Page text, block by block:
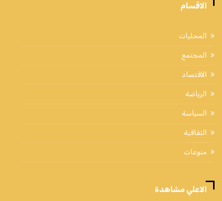
الاقسام
المحليات
المجتمع
الاقتصاد
الرياضة
السياسة
الثقافية
منوعات
الاعلي مشاهدة